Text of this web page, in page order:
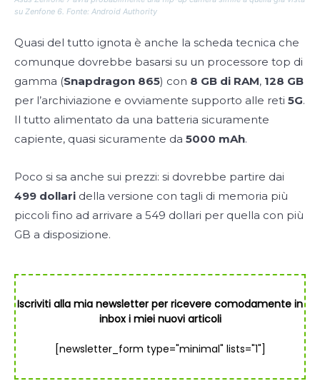
su Zenfone 6. Fonte: Android Authority
Quasi del tutto ignota è anche la scheda tecnica che
comunque dovrebbe basarsi su un processore top di
gamma (Snapdragon 865) con 8 GB di RAM, 128 GB
per l’archiviazione e ovviamente supporto alle reti 5G.
Il tutto alimentato da una batteria sicuramente
capiente, quasi sicuramente da 5000 mAh.
Poco si sa anche sui prezzi: si dovrebbe partire dai
499 dollari della versione con tagli di memoria più
piccoli fino ad arrivare a 549 dollari per quella con più
GB a disposizione.
Iscriviti alla mia newsletter per ricevere comodamente in
inbox i miei nuovi articoli
[newsletter_form type="minimal" lists="1"]